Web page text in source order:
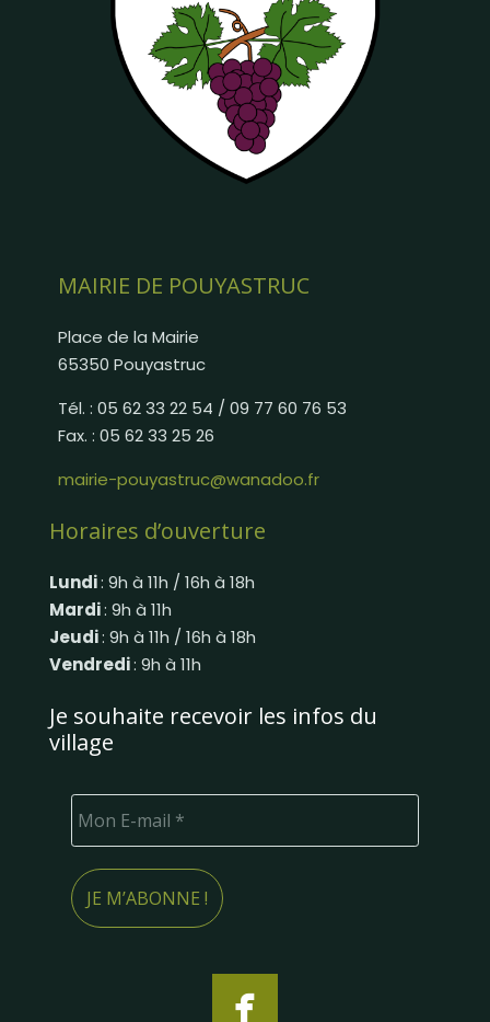
MAIRIE DE POUYASTRUC
Place de la Mairie
65350 Pouyastruc
Tél. : 05 62 33 22 54 / 09 77 60 76 53
Fax. : 05 62 33 25 26
mairie-pouyastruc@wanadoo.fr
Horaires d’ouverture
Lundi: 9h à 11h / 16h à 18h
Mardi: 9h à 11h
Jeudi: 9h à 11h / 16h à 18h
Vendredi: 9h à 11h
Je souhaite recevoir les infos du
village